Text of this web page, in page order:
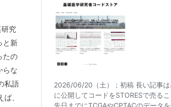
究
と新
たの
らな
私語
、